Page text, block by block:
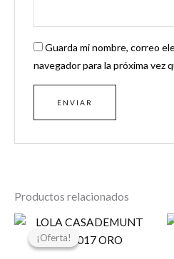
Guarda mi nombre, correo
navegador para la próxima vez
Productos relacionados
¡Oferta!
¡Oferta!
El
original
El
actual